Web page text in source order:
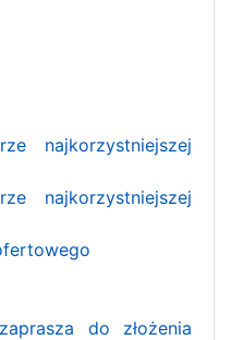
najkorzystniejszej
najkorzystniejszej
do złożenia